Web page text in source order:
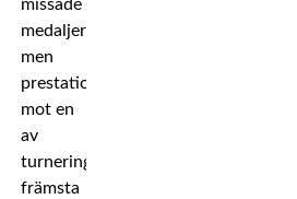
missade
medaljerna,
men
prestationen
mot en
av
turneringens
främsta